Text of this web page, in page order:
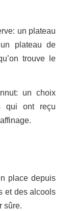
un plateau
plateau de
trouve le
un choix
qui ont reçu
place depuis
et des alcools
sûre.